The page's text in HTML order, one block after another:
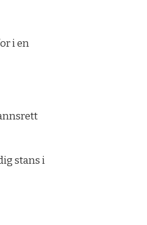
i en
stans i